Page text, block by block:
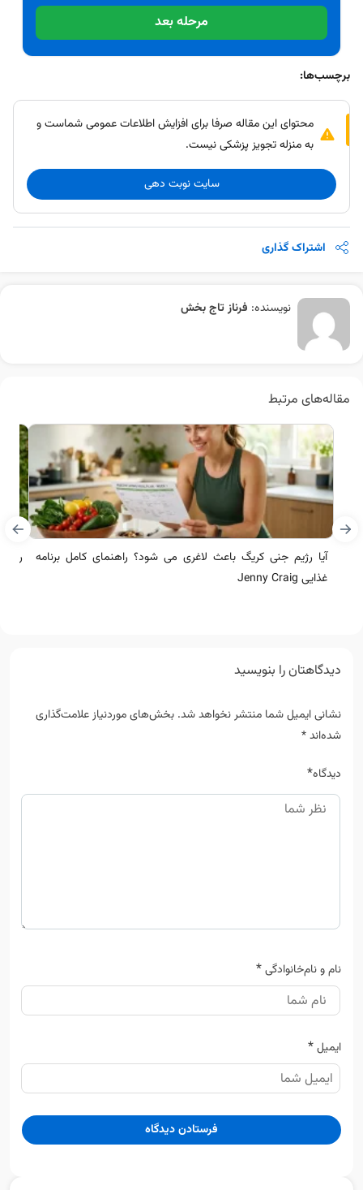
مرحله بعد
برچسب‌ها:
محتوای این مقاله صرفا برای افزایش اطلاعات عمومی شماست و
به منزله تجویز پزشکی نیست.
سایت نوبت دهی
اشتراک گذاری
نویسنده: فرناز تاج بخش
مقاله‌های مرتبط
آیا رژیم جنی کریگ باعث لاغری می شود؟ راهنمای کامل برنامه
غذایی Jenny Craig
رژیم
دیدگاهتان را بنویسید
نشانی ایمیل شما منتشر نخواهد شد. بخش‌های موردنیاز علامت‌گذاری
شده‌اند*
دیدگاه*
نام و نام‌خانوادگی*
ایمیل*